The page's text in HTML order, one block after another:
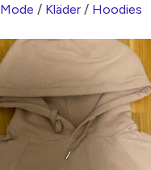
Mode / Kläder / Hoodies